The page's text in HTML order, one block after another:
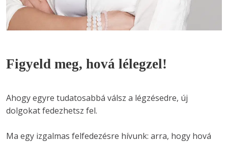
Figyeld meg, hová lélegzel!
Ahogy egyre tudatosabbá válsz a légzésedre, új
dolgokat fedezhetsz fel.
Ma egy izgalmas felfedezésre hívunk: arra, hogy hová